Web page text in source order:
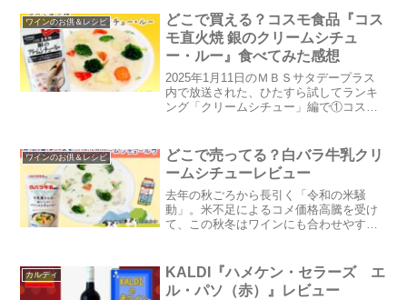
ワインのお供＆レシピ
どこで買える？コスモ食品『コス
モ直火焼 銀のクリームシチュ
ー・ルー』食べてみた感想
2025年1月11日のＭＢＳサタデープラス
内で放送された、ひたすら試してランキ
ング「クリームシチュー」編で①コスト
性を徹底的に調査し、見事総合１位に輝
いたコスモ...
ワインのお供＆レシピ
どこで売ってる？白バラ牛乳クリ
ームシチューレビュー
去年の秋ごろから長引く「令和の米騒
動」。米不足によるコメ価格高騰を受け
て、この秋冬はワインにも合わせやすい
しいクリームシチュールウ』を食べてみ
た感想を綴りたいと思います...
カルディ
KALDI『ハメケン・セラーズ エ
ル・パソ（赤）』レビュー